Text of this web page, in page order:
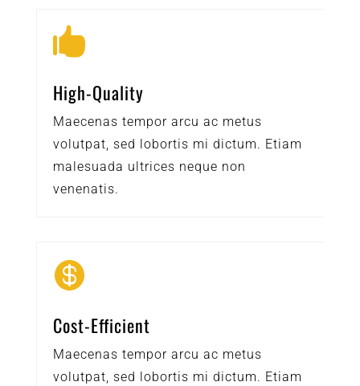

High-Quality
Maecenas tempor arcu ac metus
volutpat, sed lobortis mi dictum. Etiam
malesuada ultrices neque non
venenatis.

Cost-Efficient
Maecenas tempor arcu ac metus
volutpat, sed lobortis mi dictum. Etiam